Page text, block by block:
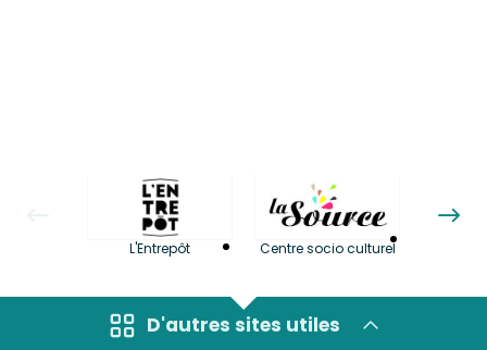
L'Entrepôt Centre socio culturel
D'autres sites utiles